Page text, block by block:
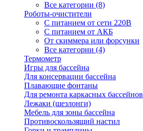
Все категории (8)
Роботы-очистители
С питанием от сети 220В
С питанием от АКБ
От скиммера или форсунки
Все категории (4)
Термометр
Игры для бассейна
Для консервации бассейна
Плавающие фонтаны
Для ремонта каркасных бассейнов
Лежаки (шезлонги)
Мебель для зоны бассейна
Противоскользящий настил